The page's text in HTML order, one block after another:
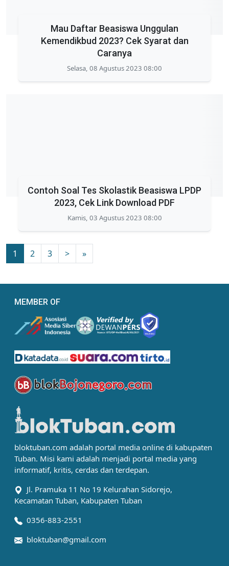
Mau Daftar Beasiswa Unggulan
Kemendikbud 2023? Cek Syarat dan
Caranya
Selasa, 08 Agustus 2023 08:00
Contoh Soal Tes Skolastik Beasiswa LPDP
2023, Cek Link Download PDF
Kamis, 03 Agustus 2023 08:00
1 2 3 > »
MEMBER OF
bloktuban.com adalah portal media online di kabupaten
Tuban. Misi kami adalah menjadi portal media yang
informatif, kritis, cerdas dan terdepan.
Jl. Pramuka 11 No 19 Kelurahan Sidorejo,
Kecamatan Tuban, Kabupaten Tuban
0356-883-2551
bloktuban@gmail.com